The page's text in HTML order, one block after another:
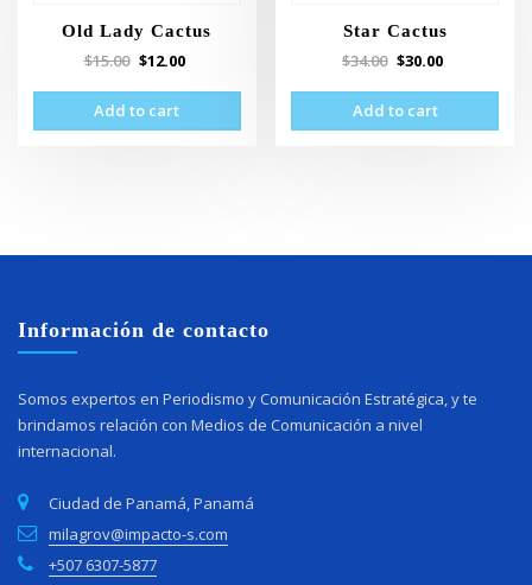
Old Lady Cactus
$15.00 $12.00
Add to cart
Star Cactus
$34.00 $30.00
Add to cart
Información de contacto
Somos expertos en Periodismo y Comunicación Estratégica, y te
brindamos relación con Medios de Comunicación a nivel
internacional.
Ciudad de Panamá, Panamá
milagrov@impacto-s.com
+507 6307-5877